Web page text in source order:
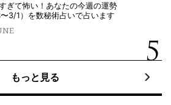
ぎて怖い！あなたの今週の運勢
〜3/1）を数秘術占いで占います
もっと見る